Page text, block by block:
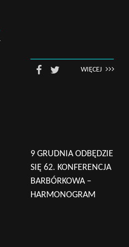
WIĘCEJ
9 GRUDNIA ODBĘDZIE
SIĘ 62. KONFERENCJA
BARBÓRKOWA –
HARMONOGRAM